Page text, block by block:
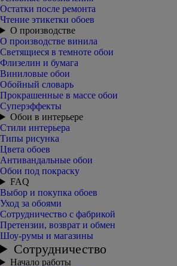
Остатки после ремонта
Чтение этикетки обоев
О производстве
О производстве винила
Светящиеся в темноте обои
Флизелин и бумага
Виниловые обои
Обойный словарь
Прокрашенные в массе обои
Суперэффекты
Обои в интерьере
Стили интерьера
Типы рисунка
Цвета обоев
Антивандальные обои
Обои под покраску
FAQ
Выбор и покупка обоев
Уход за обоями
Сотрудничество с фабрикой
Претензии, возврат и обмен
Шоу-румы и магазины
Сотрудничество
Начало работы